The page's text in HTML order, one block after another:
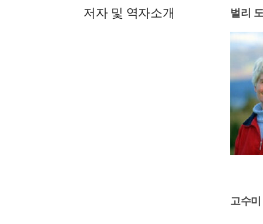
저자 및 역자소개 벌리
고수미